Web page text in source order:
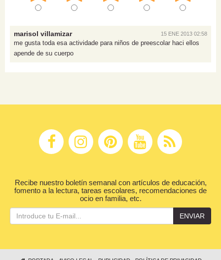
15 ENE 2013 02:58
marisol villamizar
me gusta toda esa actividade para niños de preescolar haci ellos
apende de su cuerpo
Recibe nuestro boletín semanal con artículos de educación,
fomento a la lectura, tareas escolares, recomendaciones de
ocio en familia, etc.
ENVIAR